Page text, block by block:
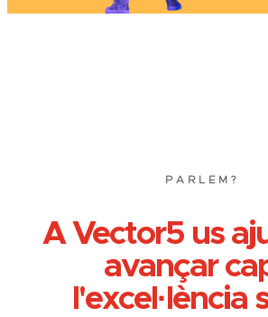
PARLEM?
A Vector5 us
avançar
l'excel·lència